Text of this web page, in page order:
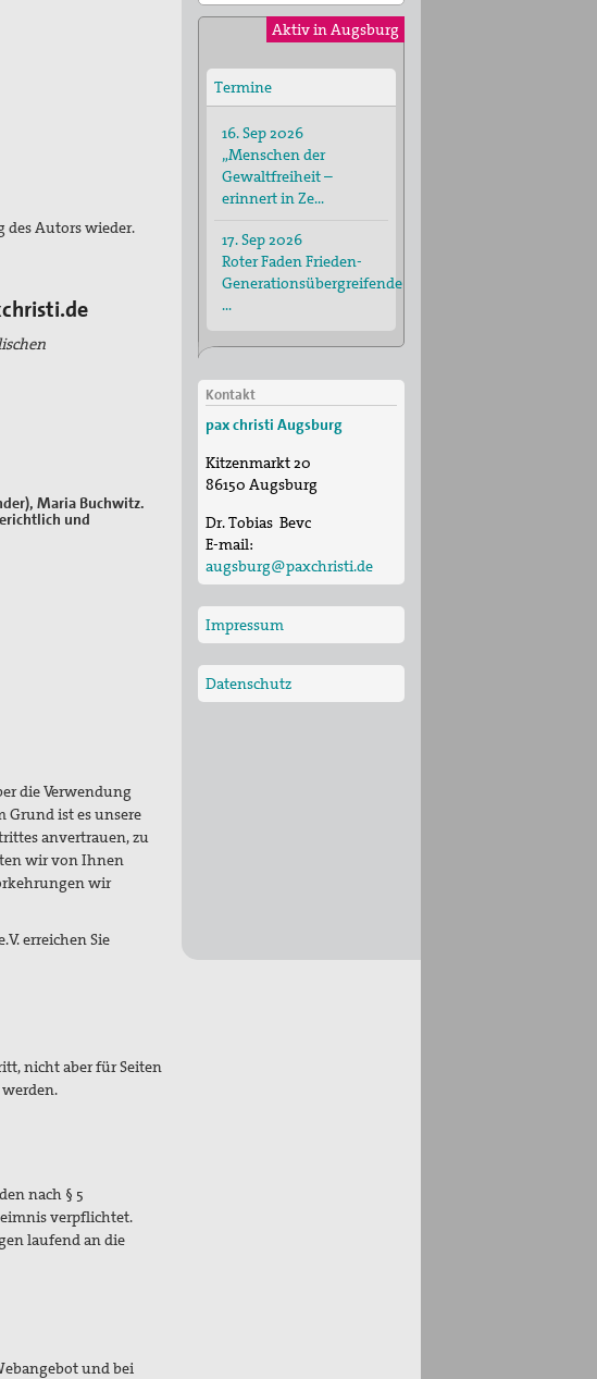
des Autors wieder.
Maria Buchwitz.
und
die Verwendung
Grund ist es unsere
anvertrauen, zu
wir von Ihnen
wir
erreichen Sie
nicht aber für Seiten
nach § 5
verpflichtet.
laufend an die
und bei
Aktiv in Augsburg
Termine
16. Sep 2026
„Menschen der
Gewaltfreiheit –
erinnert in Ze…
17. Sep 2026
Roter Faden Frieden-
Generationsübergreifende
…
Kontakt
pax christi Augsburg
Kitzenmarkt 20
86150 Augsburg
Dr. Tobias Bevc
E-mail:
augsburg@paxchristi.de
Impressum
Datenschutz